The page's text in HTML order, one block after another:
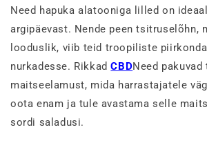
Need hapuka alatooniga lilled on
argipäevast. Nende peen tsitruselõhn,
looduslik, viib teid troopiliste
nurkadesse. RikkadCBDNeed
maitseelamust, mida harrastajatele
oota enam ja tule avastama selle
sordi saladusi.